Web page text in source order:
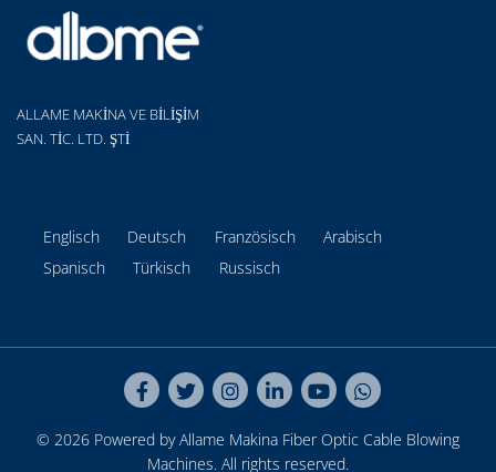
ALLAME MAKİNA VE BİLİŞİM
SAN. TİC. LTD. ŞTİ
Englisch Deutsch Französisch
Arabisch
Spanisch
Türkisch Russisch
© 2026 Powered by Allame Makina Fiber Optic Cable Blowing
Machines. All rights reserved.